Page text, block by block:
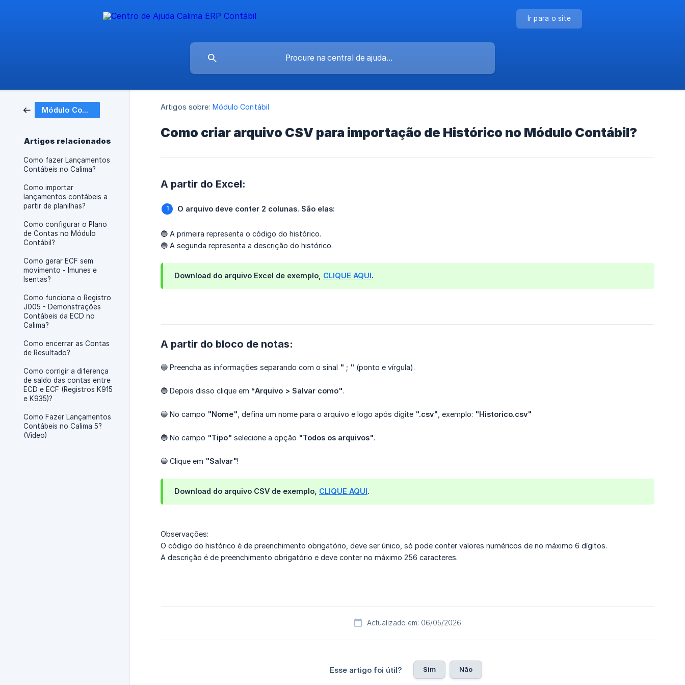
Ir para o site
Módulo Contábil
Artigos relacionados
Como fazer Lançamentos
Contábeis no Calima?
Como importar
lançamentos contábeis a
partir de planilhas?
Como configurar o Plano
de Contas no Módulo
Contábil?
Como gerar ECF sem
movimento - Imunes e
Isentas?
Como funciona o Registro
J005 - Demonstrações
Contábeis da ECD no
Calima?
Como encerrar as Contas
de Resultado?
Como corrigir a diferença
de saldo das contas entre
ECD e ECF (Registros K915
e K935)?
Como Fazer Lançamentos
Contábeis no Calima 5?
(Vídeo)
Artigos sobre: Módulo Contábil
Como criar arquivo CSV para importação de Histórico no Módulo Contábil?
A partir do Excel:
O arquivo deve conter 2 colunas. São elas:
🔵 A primeira representa o código do histórico.
🔵 A segunda representa a descrição do histórico.
Download do arquivo Excel de exemplo, CLIQUE AQUI.
A partir do bloco de notas:
🔵 Preencha as informações separando com o sinal " ; " (ponto e vírgula).
🔵 Depois disso clique em “Arquivo > Salvar como".
🔵 No campo "Nome" , defina um nome para o arquivo e logo após digite ".csv" , exemplo: "Historico.csv"
🔵 No campo "Tipo" selecione a opção "Todos os arquivos".
🔵 Clique em "Salvar"!
Download do arquivo CSV de exemplo, CLIQUE AQUI.
Observações:
O código do histórico é de preenchimento obrigatório, deve ser único, só pode conter valores numéricos de no máximo 6 dígitos.
A descrição é de preenchimento obrigatório e deve conter no máximo 256 caracteres.
Actualizado em: 06/05/2026
Esse artigo foi útil? Sim Não